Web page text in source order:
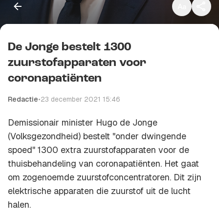
De Jonge bestelt 1300
zuurstofapparaten voor
coronapatiënten
Redactie•23 december 2021 15:46
Demissionair minister Hugo de Jonge
(Volksgezondheid) bestelt "onder dwingende
spoed" 1300 extra zuurstofapparaten voor de
thuisbehandeling van coronapatiënten. Het gaat
om zogenoemde zuurstofconcentratoren. Dit zijn
elektrische apparaten die zuurstof uit de lucht
halen.